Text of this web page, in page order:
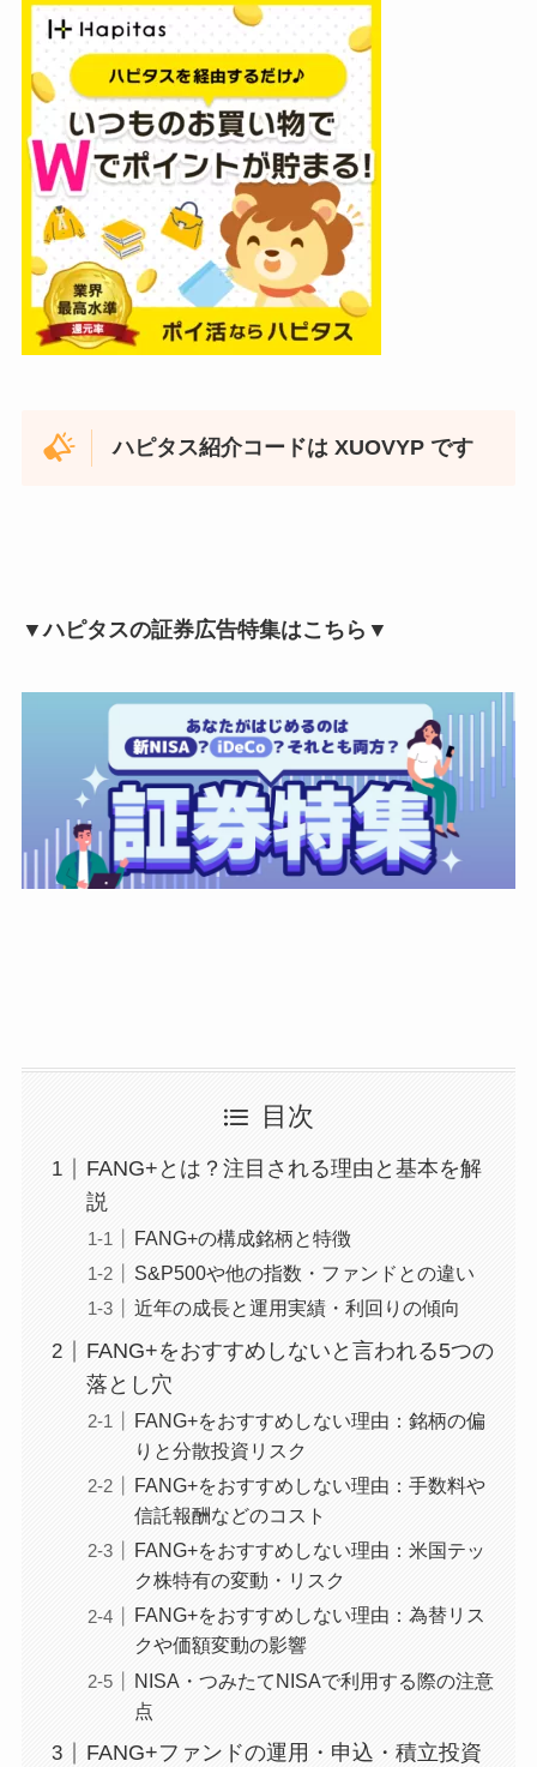
ハピタス紹介コードは XUOVYP です
▼ハピタスの証券広告特集はこちら▼
目次
FANG+とは？注目される理由と基本を解
説
FANG+の構成銘柄と特徴
S&P500や他の指数・ファンドとの違い
近年の成長と運用実績・利回りの傾向
FANG+をおすすめしないと言われる5つの
落とし穴
FANG+をおすすめしない理由：銘柄の偏
りと分散投資リスク
FANG+をおすすめしない理由：手数料や
信託報酬などのコスト
FANG+をおすすめしない理由：米国テッ
ク株特有の変動・リスク
FANG+をおすすめしない理由：為替リス
クや価額変動の影響
NISA・つみたてNISAで利用する際の注意
点
FANG+ファンドの運用・申込・積立投資